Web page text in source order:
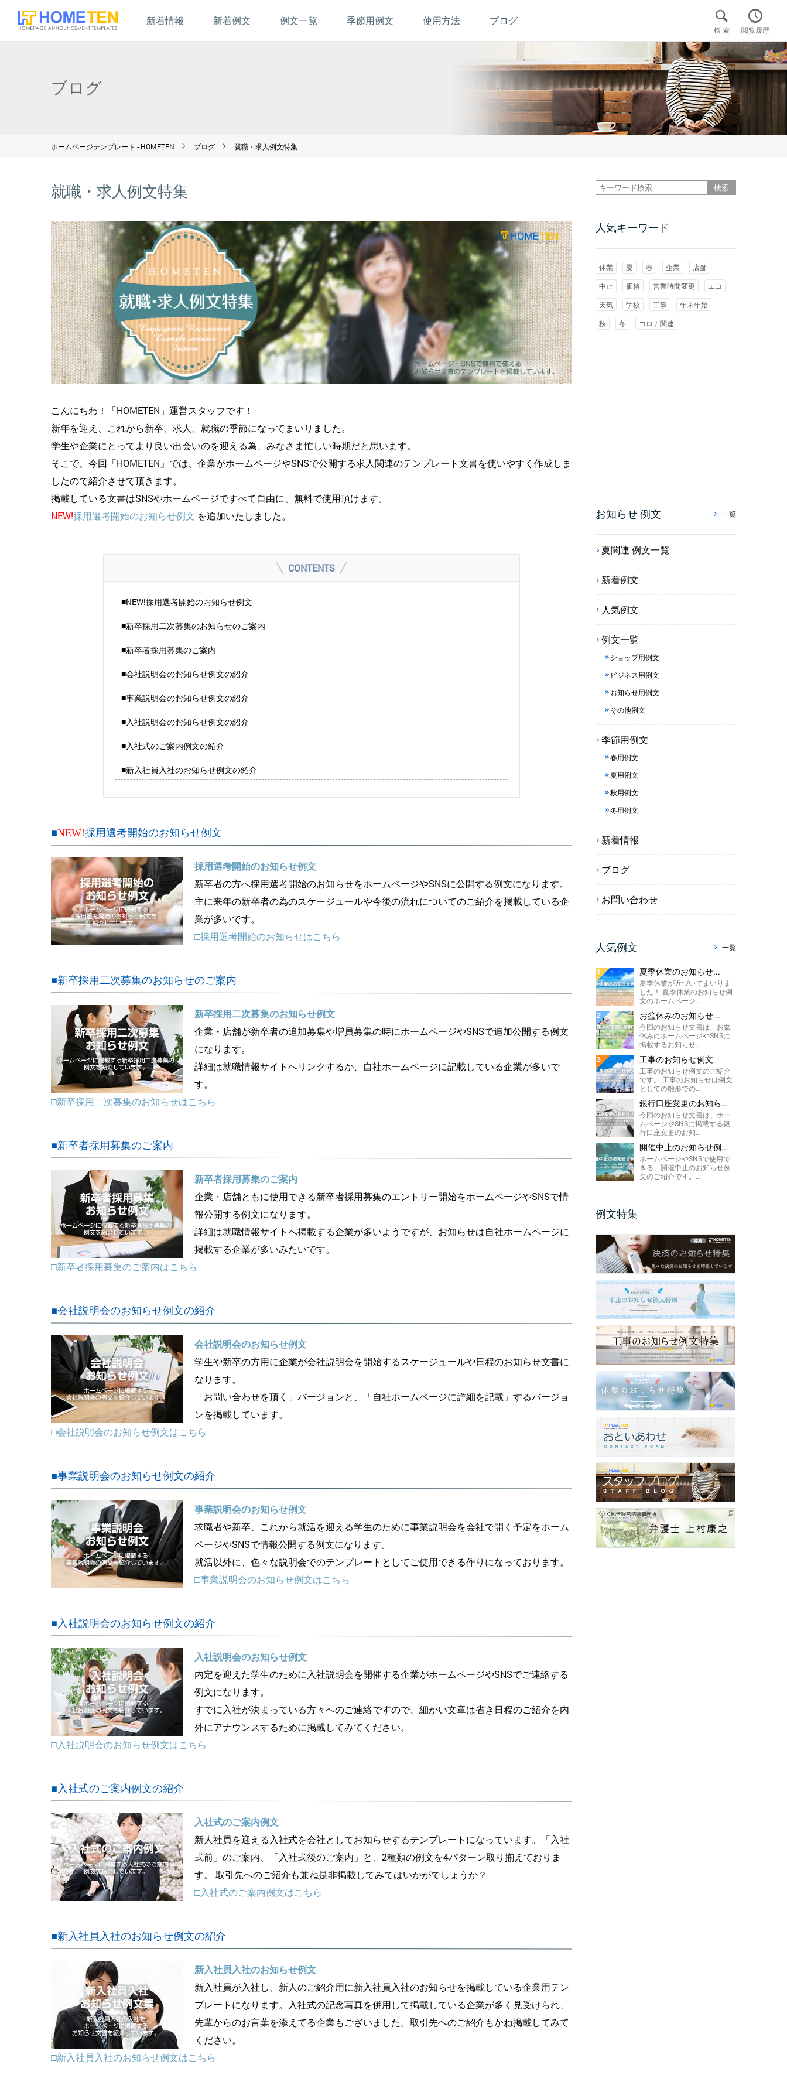

検 索

閲覧履歴
新着情報 新着例文 例文一覧 季節用例文 使用方法 ブログ

ブログ
ホームページテンプレート - HOMETEN ブログ 就職・求人例文特集
就職・求人例文特集
こんにちわ！「HOMETEN」運営スタッフです！
新年を迎え、これから新卒、求人、就職の季節になってまいりました。
学生や企業にとってより良い出会いのを迎える為、みなさま忙しい時期だと思います。
そこで、今回「HOMETEN」では、企業がホームページやSNSで公開する求人関連のテンプレート文書を使いやすく作成しま
したので紹介させて頂きます。
掲載している文書はSNSやホームページですべて自由に、無料で使用頂けます。
NEW!採用選考開始のお知らせ例文 を追加いたしました。
CONTENTS
■NEW!採用選考開始のお知らせ例文
■新卒採用二次募集のお知らせのご案内
■新卒者採用募集のご案内
■会社説明会のお知らせ例文の紹介
■事業説明会のお知らせ例文の紹介
■入社説明会のお知らせ例文の紹介
■入社式のご案内例文の紹介
■新入社員入社のお知らせ例文の紹介
■NEW!採用選考開始のお知らせ例文
採用選考開始のお知らせ例文
新卒者の方へ採用選考開始のお知らせをホームページやSNSに公開する例文になります。
主に来年の新卒者の為のスケージュールや今後の流れについてのご紹介を掲載している企
業が多いです。
□採用選考開始のお知らせはこちら
■新卒採用二次募集のお知らせのご案内
新卒採用二次募集のお知らせ例文
企業・店舗が新卒者の追加募集や増員募集の時にホームページやSNSで追加公開する例文
になります。
詳細は就職情報サイトへリンクするか、自社ホームページに記載している企業が多いで
す。
□新卒採用二次募集のお知らせはこちら
■新卒者採用募集のご案内
新卒者採用募集のご案内
企業・店舗ともに使用できる新卒者採用募集のエントリー開始をホームページやSNSで情
報公開する例文になります。
詳細は就職情報サイトへ掲載する企業が多いようですが、お知らせは自社ホームページに
掲載する企業が多いみたいです。
□新卒者採用募集のご案内はこちら
■会社説明会のお知らせ例文の紹介
会社説明会のお知らせ例文
学生や新卒の方用に企業が会社説明会を開始するスケージュールや日程のお知らせ文書に
なります。
「お問い合わせを頂く」バージョンと、「自社ホームページに詳細を記載」するバージョ
ンを掲載しています。
□会社説明会のお知らせ例文はこちら
■事業説明会のお知らせ例文の紹介
事業説明会のお知らせ例文
求職者や新卒、これから就活を迎える学生のために事業説明会を会社で開く予定をホーム
ページやSNSで情報公開する例文になります。
就活以外に、色々な説明会でのテンプレートとしてご使用できる作りになっております。
□事業説明会のお知らせ例文はこちら
■入社説明会のお知らせ例文の紹介
入社説明会のお知らせ例文
内定を迎えた学生のために入社説明会を開催する企業がホームページやSNSでご連絡する
例文になります。
すでに入社が決まっている方々へのご連絡ですので、細かい文章は省き日程のご紹介を内
外にアナウンスするために掲載してみてください。
□入社説明会のお知らせ例文はこちら
■入社式のご案内例文の紹介
入社式のご案内例文
新人社員を迎える入社式を会社としてお知らせするテンプレートになっています。「入社
式前」のご案内、「入社式後のご案内」と、2種類の例文を4パターン取り揃えておりま
す。 取引先へのご紹介も兼ね是非掲載してみてはいかがでしょうか？
□入社式のご案内例文はこちら
■新入社員入社のお知らせ例文の紹介
新入社員入社のお知らせ例文
新入社員が入社し、新人のご紹介用に新入社員入社のお知らせを掲載している企業用テン
プレートになります。入社式の記念写真を併用して掲載している企業が多く見受けられ、
先輩からのお言葉を添えてる企業もございました。取引先へのご紹介もかね掲載してみて
ください。
□新入社員入社のお知らせ例文はこちら
人気キーワード
休業 夏 春 企業
店舗
中止
価格 営業時間変更
エコ
天気
学校 工事
年末年始
秋
冬 コロナ関連
お知らせ 例文 一覧
夏関連 例文一覧
新着例文
人気例文
例文一覧
ショップ用例文
ビジネス用例文
お知らせ用例文
その他例文
季節用例文
春用例文
夏用例文
秋用例文
冬用例文
新着情報
ブログ
お問い合わせ
人気例文 一覧
夏季休業のお知らせ...
夏季休業が近づいてまいりま
した！ 夏季休業のお知らせ例
文のホームページ...
お盆休みのお知らせ...
今回のお知らせ文書は、お盆
休みにホームページやSNSに
掲載するお知らせ...
工事のお知らせ例文
工事のお知らせ例文のご紹介
です。 工事のお知らせは例文
としての雛形での...
銀行口座変更のお知ら...
今回のお知らせ文書は、ホー
ムページやSNSに掲載する銀
行口座変更のお知...
開催中止のお知らせ例...
ホームページやSNSで使用で
きる、開催中止のお知らせ例
文のご紹介です。...
例文特集